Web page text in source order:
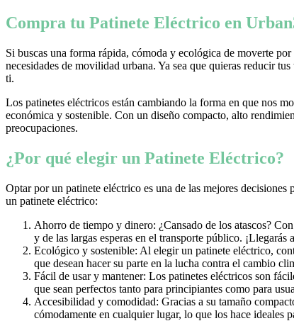
Compra tu Patinete Eléctrico en
Si buscas una forma rápida, cómoda y ecológica de moverte
necesidades de movilidad urbana. Ya sea que quieras reducir
ti.
Los patinetes eléctricos están cambiando la forma en que nos
económica y sostenible. Con un diseño compacto, alto
preocupaciones.
¿Por qué elegir un Patinete Eléctrico?
Optar por un patinete eléctrico es una de las mejores
un patinete eléctrico:
Ahorro de tiempo y dinero: ¿Cansado de los atascos?
y de las largas esperas en el transporte público.
Ecológico y sostenible: Al elegir un patinete eléctrico,
que desean hacer su parte en la lucha contra el cambio
Fácil de usar y mantener: Los patinetes eléctricos son
que sean perfectos tanto para principiantes como para
Accesibilidad y comodidad: Gracias a su tamaño
cómodamente en cualquier lugar, lo que los hace ideales